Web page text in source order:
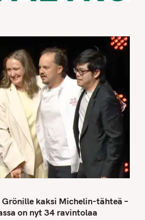
kaksi Michelin-tähteä –
on nyt 34 ravintolaa